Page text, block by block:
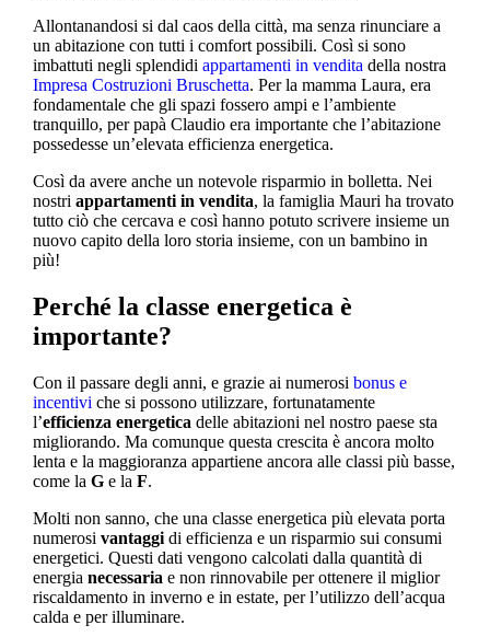
Allontanandosi si dal caos della città, ma senza rinunciare a
un abitazione con tutti i comfort possibili. Così si sono
imbattuti negli splendidi appartamenti in vendita della nostra
Impresa Costruzioni Bruschetta. Per la mamma Laura, era
fondamentale che gli spazi fossero ampi e l’ambiente
tranquillo, per papà Claudio era importante che l’abitazione
possedesse un’elevata efficienza energetica.
Così da avere anche un notevole risparmio in bolletta. Nei
nostri appartamenti in vendita, la famiglia Mauri ha trovato
tutto ciò che cercava e così hanno potuto scrivere insieme un
nuovo capito della loro storia insieme, con un bambino in
più!
Perché la classe energetica è
importante?
Con il passare degli anni, e grazie ai numerosi bonus e
incentivi che si possono utilizzare, fortunatamente
l’efficienza energetica delle abitazioni nel nostro paese sta
migliorando. Ma comunque questa crescita è ancora molto
lenta e la maggioranza appartiene ancora alle classi più basse,
come la G e la F.
Molti non sanno, che una classe energetica più elevata porta
numerosi vantaggi di efficienza e un risparmio sui consumi
energetici. Questi dati vengono calcolati dalla quantità di
energia necessaria e non rinnovabile per ottenere il miglior
riscaldamento in inverno e in estate, per l’utilizzo dell’acqua
calda e per illuminare.